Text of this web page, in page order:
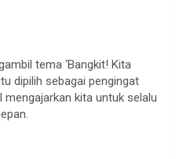
tema ‘Bangkit! Kita
dipilih sebagai pengingat
mengajarkan kita untuk selalu